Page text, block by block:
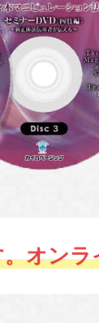
オン